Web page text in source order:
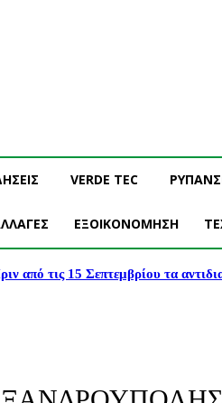
VERDE TEC
ΕΞΟΙΚΟΝΟΜΗΣΗ
από τις 15 Σεπτεμβρίου τα